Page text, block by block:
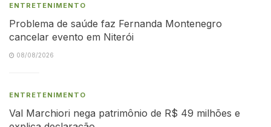
ENTRETENIMENTO
Problema de saúde faz Fernanda Montenegro
cancelar evento em Niterói
08/08/2026
ENTRETENIMENTO
Val Marchiori nega patrimônio de R$ 49 milhões e